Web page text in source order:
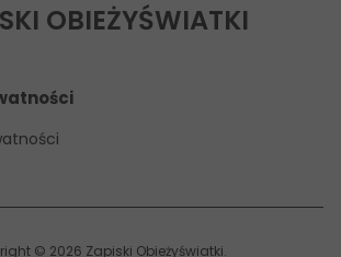
OBIEŻYŚWIATKI
© 2026 Zapiski Obieżyświatki